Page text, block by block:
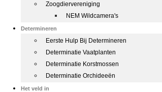
Zoogdiervereniging
NEM Wildcamera's
Determineren
Eerste Hulp Bij Determineren
Determinatie Vaatplanten
Determinatie Korstmossen
Determinatie Orchideeën
Het veld in